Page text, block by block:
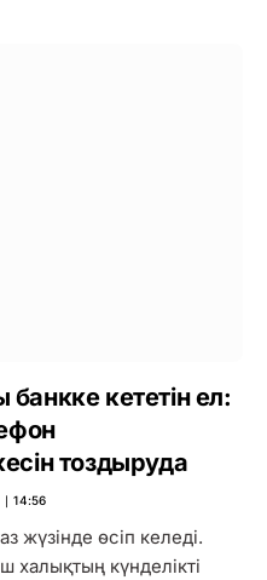
кететін ел:
тоздыруда
14:56
жүзінде өсіп келеді.
халықтың күнделікті